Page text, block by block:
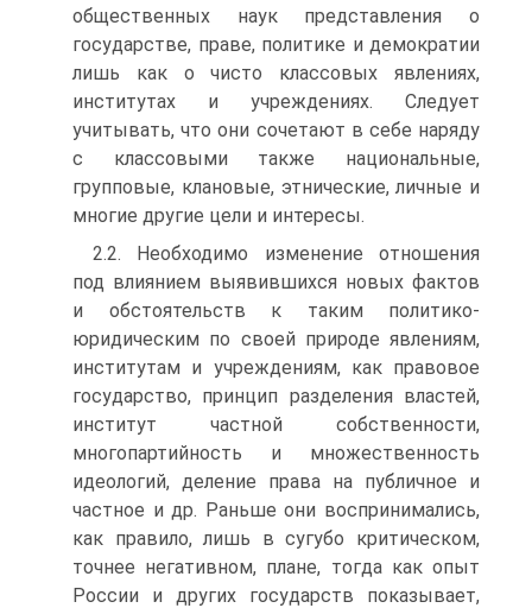
общественных наук представле­ния о
государстве, праве, политике и демократии
лишь как о чисто классовых явлениях,
институтах и учреждениях. Следует
учитывать, что они сочетают в себе наряду
с классовыми также национальные,
групповые, клановые, этнические, личные и
многие другие цели и интересы.
2.2. Необходимо изменение отношения
под влиянием вы­явившихся новых фактов
и обстоятельств к таким политико­
юридическим по своей природе явлениям,
институтам и учреж­дениям, как правовое
государство, принцип разделения властей,
институт частной собственности,
многопартийность и множест­венность
идеологий, деление права на публичное и
частное и др. Раньше они воспринимались,
как правило, лишь в сугубо крити­ческом,
точнее негативном, плане, тогда как опыт
России и дру­гих государств показывает,